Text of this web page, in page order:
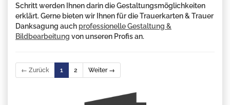
Schritt werden Ihnen darin die Gestaltungsmöglichkeiten
erklärt. Gerne bieten wir Ihnen für die Trauerkarten & Trauer
Danksagung auch professionelle Gestaltung &
Bildbearbeitung von unseren Profis an.
← Zurück 1 2 Weiter →